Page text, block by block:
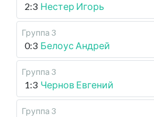
2:3 Нестер Игорь
Группа 3
0:3 Белоус Андрей
Группа 3
1:3 Чернов Евгений
Группа 3